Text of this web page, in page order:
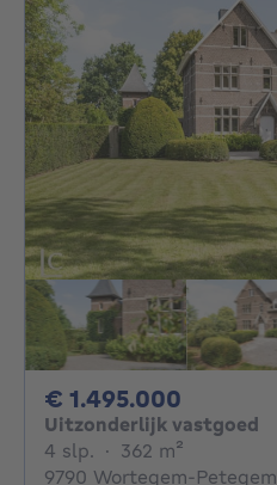
€ 1.495.000
Uitzonderlijk vastgoed
4 slp. 4 slaapkamers
· 362 m²
9790 Wortegem-Petegem